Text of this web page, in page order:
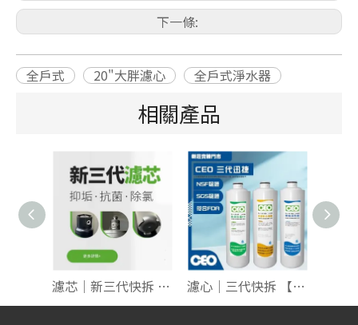
下一條:
全戶式 20"大胖濾心 全戶式淨水器
相關產品
濾芯｜新三代快拆 【全系列】共6款 濾心｜三代快拆 【全系列】